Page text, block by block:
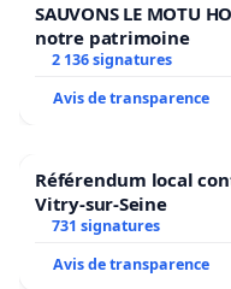
SAUVONS LE MOTU
notre patrimoine
2 136 signatures
Avis de transparence
Référendum local
Vitry-sur-Seine
731 signatures
Avis de transparence